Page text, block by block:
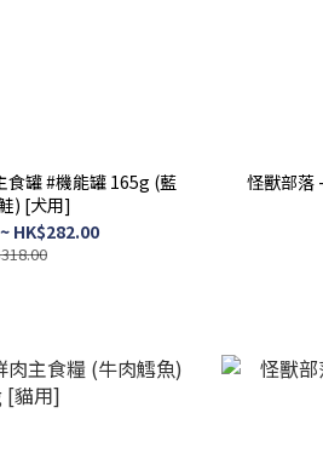
食罐 #機能罐 165g (藍
) [犬用]
HK$282.00
怪獸部落